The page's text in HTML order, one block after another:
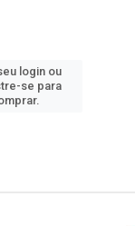
login ou
se para